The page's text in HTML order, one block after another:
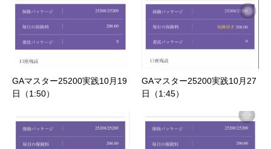
GAマスター25200実践10月19
日（1:50）
GAマスター25200実践10月27
日（1:45）